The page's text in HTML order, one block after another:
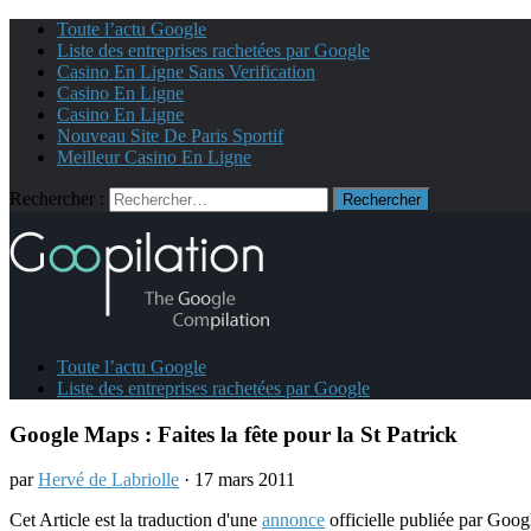
Toute l’actu Google
Liste des entreprises rachetées par Google
Casino En Ligne Sans Verification
Casino En Ligne
Casino En Ligne
Nouveau Site De Paris Sportif
Meilleur Casino En Ligne
Rechercher :
Toute l’actu Google
Liste des entreprises rachetées par Google
Google Maps : Faites la fête pour la St Patrick
parHervé de Labriolle · 17 mars 2011
Cet Article est la traduction d'une annonce officielle publiée par